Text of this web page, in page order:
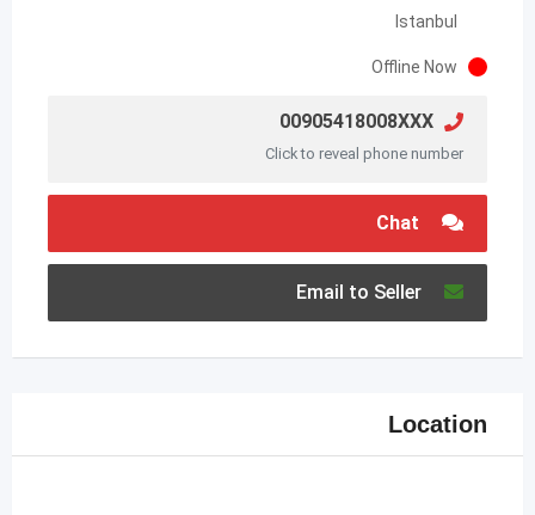
Istanbul
Offline Now
00905418008XXX
Click to reveal phone number
Location